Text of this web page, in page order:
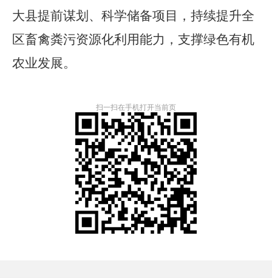
大县提前谋划、科学储备项目，持续提升全
区畜禽粪污资源化利用能力，支撑绿色有机
农业发展。
扫一扫在手机打开当前页